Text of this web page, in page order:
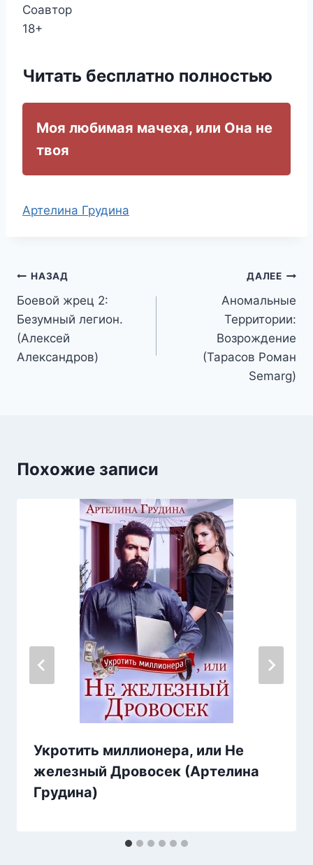
Соавтор
18+
Читать бесплатно полностью
Моя любимая мачеха, или Она не
твоя
Метки
Артелина Грудина
Навигация
по
записям
НАЗАД
Боевой жрец 2:
Безумный легион.
(Алексей
Александров)
ДАЛЕЕ
Аномальные
Территории:
Возрождение
(Тарасов Роман
Semarg)
Похожие записи
Укротить миллионера, или Не
железный Дровосек (Артелина
Грудина)